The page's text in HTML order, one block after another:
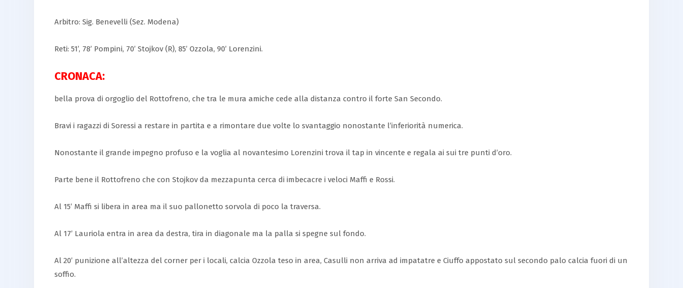
Arbitro: Sig. Benevelli (Sez. Modena)
Reti: 51’, 78’ Pompini, 70’ Stojkov (R), 85’ Ozzola, 90’ Lorenzini.
CRONACA:
bella prova di orgoglio del Rottofreno, che tra le mura amiche cede alla distanza contro il forte San Secondo.
Bravi i ragazzi di Soressi a restare in partita e a rimontare due volte lo svantaggio nonostante l’inferiorità numerica.
Nonostante il grande impegno profuso e la voglia al novantesimo Lorenzini trova il tap in vincente e regala ai sui tre punti d’oro.
Parte bene il Rottofreno che con Stojkov da mezzapunta cerca di imbecacre i veloci Maffi e Rossi.
Al 15’ Maffi si libera in area ma il suo pallonetto sorvola di poco la traversa.
Al 17’ Lauriola entra in area da destra, tira in diagonale ma la palla si spegne sul fondo.
Al 20’ punizione all’altezza del corner per i locali, calcia Ozzola teso in area, Casulli non arriva ad impatatre e Ciuffo appostato sul secondo palo calcia fuori di un
soffio.